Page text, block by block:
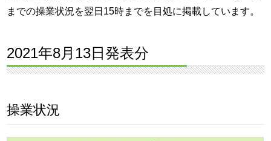
までの操業状況を翌日15時までを目処に掲載しています。
2021年8月13日発表分
操業状況